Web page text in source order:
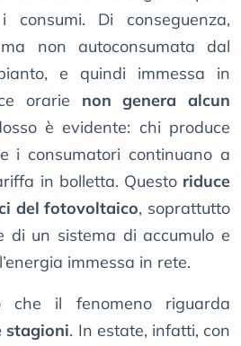
consumi. Di conseguenza,
non autoconsumata dal
e quindi immessa in
orarie non genera alcun
è evidente: chi produce
i consumatori continuano a
in bolletta. Questo riduce
del fotovoltaico, soprattutto
di un sistema di accumulo e
immessa in rete.
che il fenomeno riguarda
stagioni. In estate, infatti, con